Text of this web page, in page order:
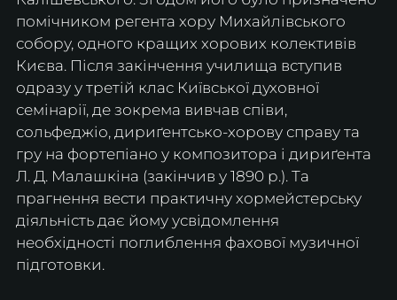
помічником регента хору Михайлівського
собору, одного кращих хорових колективів
Києва. Після закінчення училища вступив
одразу у третій клас Київської духовної
семінарії, де зокрема вивчав співи,
сольфеджіо, дириґентсько-хорову справу та
гру на фортепіано у композитора і дириґента
Л. Д. Малашкіна (закінчив у 1890 р.). Та
прагнення вести практичну хормейстерську
діяльність дає йому усвідомлення
необхідності поглиблення фахової музичної
підготовки.